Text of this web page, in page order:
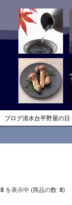
ブログ清水台平野屋の日
8 を表示中 (商品の数: 8)